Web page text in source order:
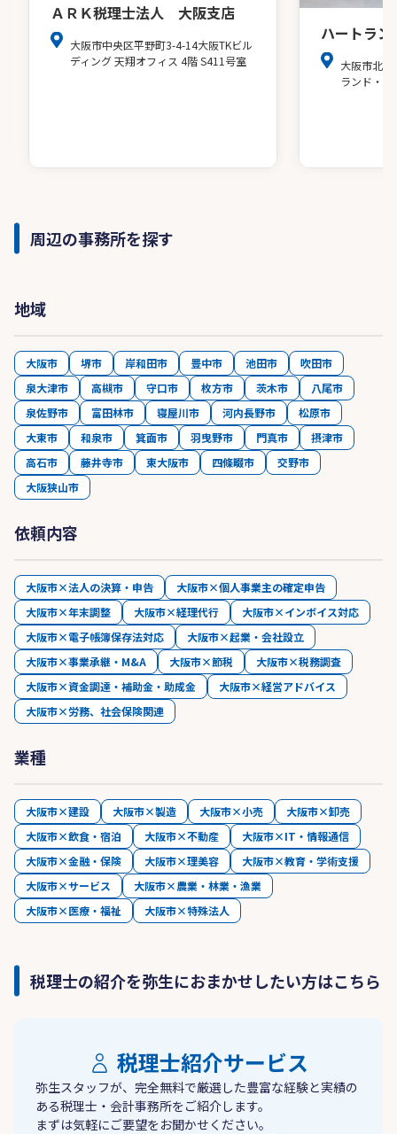
ＡＲＫ税理士法人 大阪支店
大阪市中央区平野町3-4-14大阪TKビル
ディング 天翔オフィス 4階 S411号室
ハートラ
大阪市北
ランド・
周辺の事務所を探す
地域
大阪市 堺市 岸和田市 豊中市 池田市
吹田市
泉大津市
高槻市 守口市 枚方市 茨木市
八尾市
泉佐野市
富田林市 寝屋川市 河内長野市
松原市
大東市
和泉市 箕面市 羽曳野市 門真市
摂津市
高石市
藤井寺市 東大阪市 四條畷市
交野市
大阪狭山市
依頼内容
大阪市×法人の決算・申告
大阪市×個人事業主の確定申告
大阪市×年末調整
大阪市×経理代行
大阪市×インボイス対応
大阪市×電子帳簿保存法対応
大阪市×起業・会社設立
大阪市×事業承継・M&A
大阪市×節税
大阪市×税務調査
大阪市×資金調達・補助金・助成金
大阪市×経営アドバイス
大阪市×労務、社会保険関連
業種
大阪市×建設 大阪市×製造 大阪市×小売
大阪市×卸売
大阪市×飲食・宿泊
大阪市×不動産
大阪市×IT・情報通信
大阪市×金融・保険
大阪市×理美容
大阪市×教育・学術支援
大阪市×サービス
大阪市×農業・林業・漁業
大阪市×医療・福祉
大阪市×特殊法人
税理士の紹介を弥生におまかせしたい方はこちら
税理士紹介サービス
弥生スタッフが、完全無料で厳選した豊富な経験と実績の
ある税理士・会計事務所をご紹介します。
まずは気軽にご要望をお聞かせください。